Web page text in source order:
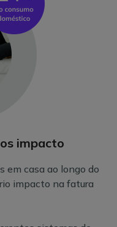
impacto
em casa ao longo do
impacto na fatura